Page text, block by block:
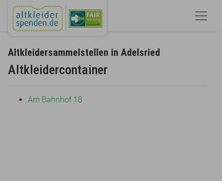
Altkleidersammelstellen in Adelsried
Altkleidercontainer
Am Bahnhof 18